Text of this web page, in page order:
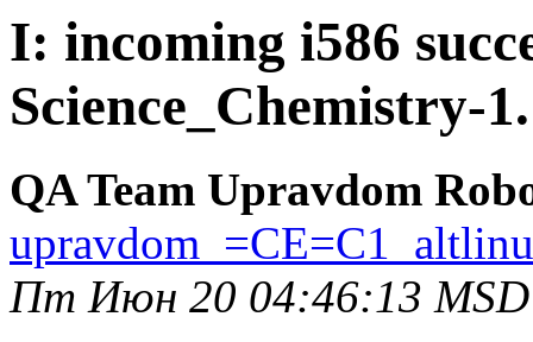
I: incoming i586
Science_Chemistry-
QA Team Upravdom
Пт Июн 20 04:46:13